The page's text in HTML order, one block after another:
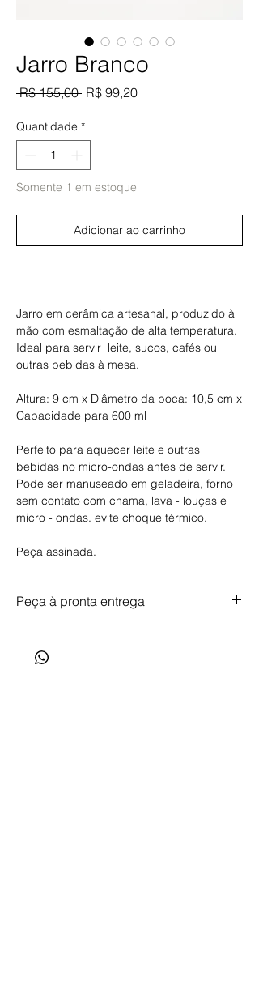
Jarro Branco
R$ 155,00 Preço
R$ 99,20Preço
Quantidade *
Somente 1 em estoque
Adicionar ao carrinho
Jarro em cerâmica artesanal, produzido à
mão com esmaltação de alta temperatura.
Ideal para servir leite, sucos, cafés ou
outras bebidas à mesa.
Altura: 9 cm x Diâmetro da boca: 10,5 cm x
Capacidade para 600 ml
Perfeito para aquecer leite e outras
bebidas no micro-ondas antes de servir.
Pode ser manuseado em geladeira, forno
sem contato com chama, lava - louças e
micro - ondas. evite choque térmico.
Peça assinada.
Peça à pronta entrega